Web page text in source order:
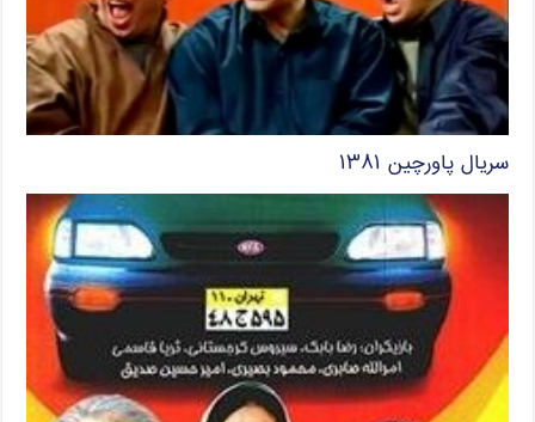
سریال پاورچین ۱۳۸۱